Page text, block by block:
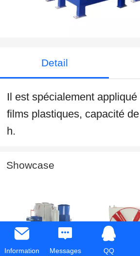
Broyeur pour film plastique
Detail
Il est spécialement
films plastiques, capacité
h.
Showcase
Information Messages QQ